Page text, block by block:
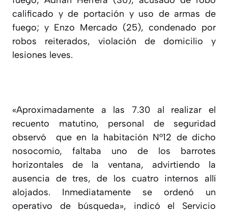
calificado y de portación y uso de armas de
fuego; y Enzo Mercado (25), condenado por
robos reiterados, violación de domicilio y
lesiones leves.
«Aproximadamente a las 7.30 al realizar el
recuento matutino, personal de seguridad
observó que en la habitación N°12 de dicho
nosocomio, faltaba uno de los barrotes
horizontales de la ventana, advirtiendo la
ausencia de tres, de los cuatro internos allí
alojados. Inmediatamente se ordenó un
operativo de búsqueda», indicó el Servicio